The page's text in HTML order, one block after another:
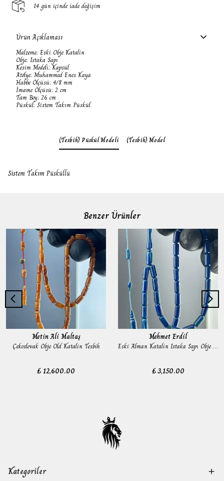
14 gün içinde iade değişim
Ürün Açıklaması
Malzeme: Eski Obje Katalin
Obje: Istaka Sapı
Kesim Modeli: Kapsül
Atölye: Muhammed Enes Kaya
Habbe Ölçüsü: 4/8 mm
İmame Ölçüsü: 2 cm
Tam Boy: 26 cm
Püskül: Sistem Takım Püskül
(Tesbih) Püskül Modeli (Tesbih) Model
Sistem Takım Püsküllü
Benzer Ürünler
Metin Ali Maltaş
Çekoslovak Obje Old Katalin Tesbih
₺ 12,600.00
Mehmet Erdil
Eski Alman Katalin Istaka Sapı Obje Tesbih
₺ 3,150.00
Kategoriler